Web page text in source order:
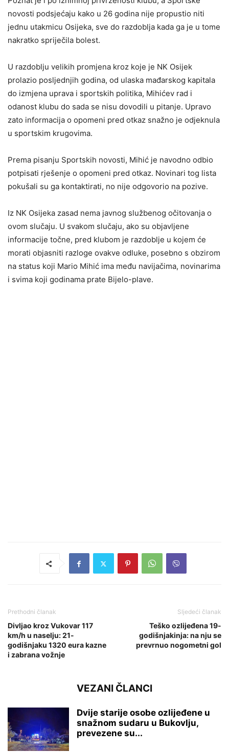
novosti podsjećaju kako u 26 godina nije propustio niti
jednu utakmicu Osijeka, sve do razdoblja kada ga je u tome
nakratko spriječila bolest.
U razdoblju velikih promjena kroz koje je NK Osijek
prolazio posljednjih godina, od ulaska mađarskog kapitala
do izmjena uprava i sportskih politika, Mihićev rad i
odanost klubu do sada se nisu dovodili u pitanje. Upravo
zato informacija o opomeni pred otkaz snažno je odjeknula
u sportskim krugovima.
Prema pisanju Sportskih novosti, Mihić je navodno odbio
potpisati rješenje o opomeni pred otkaz. Novinari tog lista
pokušali su ga kontaktirati, no nije odgovorio na pozive.
Iz NK Osijeka zasad nema javnog službenog očitovanja o
ovom slučaju. U svakom slučaju, ako su objavljene
informacije točne, pred klubom je razdoblje u kojem će
morati objasniti razloge ovakve odluke, posebno s obzirom
na status koji Mario Mihić ima među navijačima, novinarima
i svima koji godinama prate Bijelo-plave.
Prethodni članak
Divljao kroz Vukovar 117
km/h u naselju: 21-
godišnjaku 1320 eura kazne
i zabrana vožnje
Sljedeći članak
Teško ozlijeđena 19-
godišnjakinja: na nju se
prevrnuo nogometni gol
VEZANI ČLANCI
Dvije starije osobe ozlijeđene u
snažnom sudaru u Bukovlju,
prevezene su...